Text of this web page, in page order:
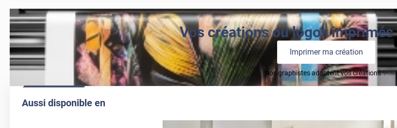
Vos créations ou logos
Imprimer ma création
Nos graphistes adaptent vos créations ✨
Aussi disponible en